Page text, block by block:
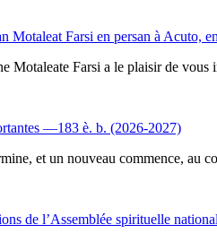
Motaleat Farsi en persan à Acuto,
Motaleate Farsi a le plaisir de vous
—183 è. b. (2026-2027)
et un nouveau commence, au
de l’Assemblée spirituelle